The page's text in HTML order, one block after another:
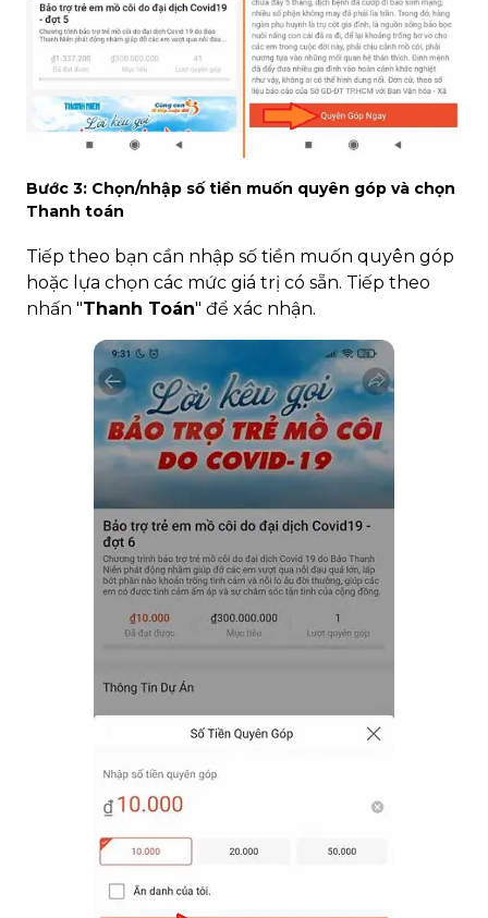
Bước 3: Chọn/nhập số tiền muốn quyên góp và chọn
Thanh toán
Tiếp theo bạn cần nhập số tiền muốn quyên góp
hoặc lựa chọn các mức giá trị có sẵn. Tiếp theo
nhấn "Thanh Toán" để xác nhận.